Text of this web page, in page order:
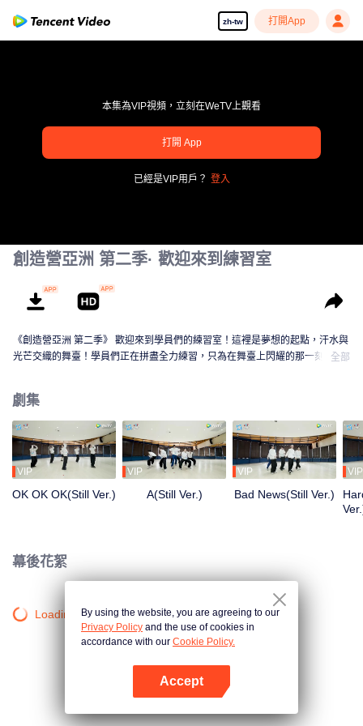
zh-tw 打開App
pay limit
本集為VIP視頻，立刻在WeTV上觀看
打開 App
已經是VIP用戶？ 登入
創造營亞洲 第二季· 歡迎來到練習室
《創造營亞洲 第二季》 歡迎來到學員們的練習室！這裡是夢想的起點，汗水與
光芒交織的舞臺！學員們正在拼盡全力練習，只為在舞臺上閃耀的那一刻。從
全部
劇集
VIP
OK OK OK(Still Ver.)
VIP
A(Still Ver.)
VIP
Bad News(Still Ver.)
VIP
幕後花絮
Loading…By using the website, you are agreeing to our
Privacy Policy and the use of cookies in
accordance with our Cookie Policy.
Accept